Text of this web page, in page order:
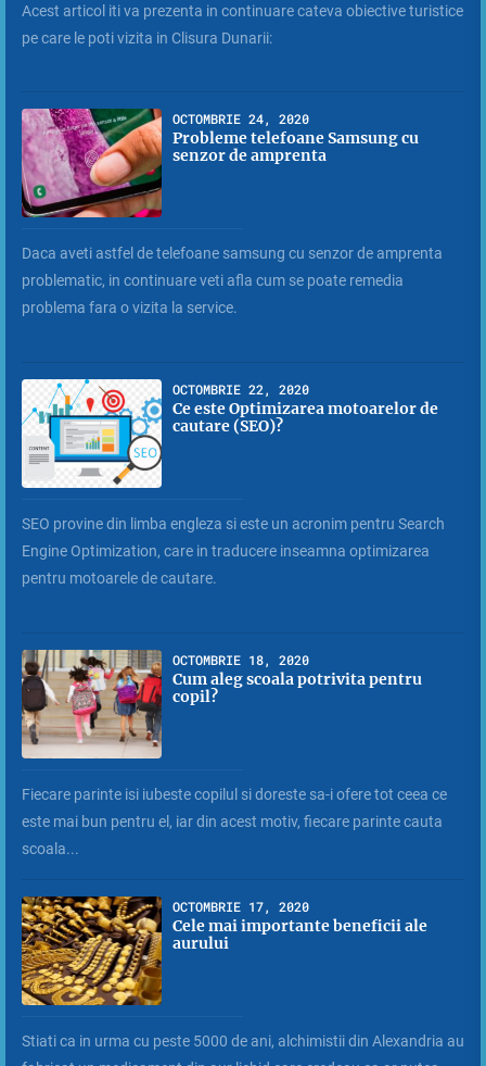
Acest articol iti va prezenta in continuare cateva obiective turistice
pe care le poti vizita in Clisura Dunarii:
OCTOMBRIE 24, 2020
Probleme telefoane Samsung cu
senzor de amprenta
Daca aveti astfel de telefoane samsung cu senzor de amprenta
problematic, in continuare veti afla cum se poate remedia
problema fara o vizita la service.
OCTOMBRIE 22, 2020
Ce este Optimizarea motoarelor de
cautare (SEO)?
SEO provine din limba engleza si este un acronim pentru Search
Engine Optimization, care in traducere inseamna optimizarea
pentru motoarele de cautare.
OCTOMBRIE 18, 2020
Cum aleg scoala potrivita pentru
copil?
Fiecare parinte isi iubeste copilul si doreste sa-i ofere tot ceea ce
este mai bun pentru el, iar din acest motiv, fiecare parinte cauta
scoala...
OCTOMBRIE 17, 2020
Cele mai importante beneficii ale
aurului
Stiati ca in urma cu peste 5000 de ani, alchimistii din Alexandria au